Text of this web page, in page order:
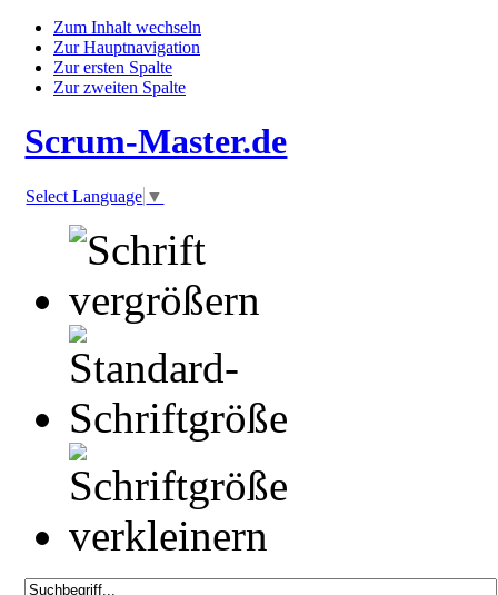
Zum Inhalt wechseln
Zur Hauptnavigation
Zur ersten Spalte
Zur zweiten Spalte
Scrum-Master.de
Select Language ▼